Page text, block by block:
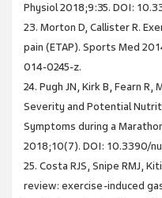
Physiol 2018;9:35. DOI:
23. Morton D, Callister R.
pain (ETAP). Sports Med
014-0245-z.
24. Pugh JN, Kirk B, Fearn R,
Severity and Potential
Symptoms during a
2018;10(7). DOI: 10.3390/
25. Costa RJS, Snipe RMJ,
review: exercise-induced